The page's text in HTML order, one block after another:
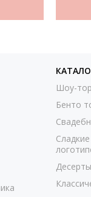
Шоу-
Бенто